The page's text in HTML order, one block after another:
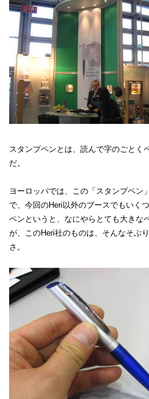
スタンプペンとは、読んで字のごとく
だ。
ヨーロッパでは、この「スタンプペン
で、今回のHeri以外のブースでもいく
ペンというと、なにやらとても大きな
が、このHeri社のものは、そんなそぶ
さ。